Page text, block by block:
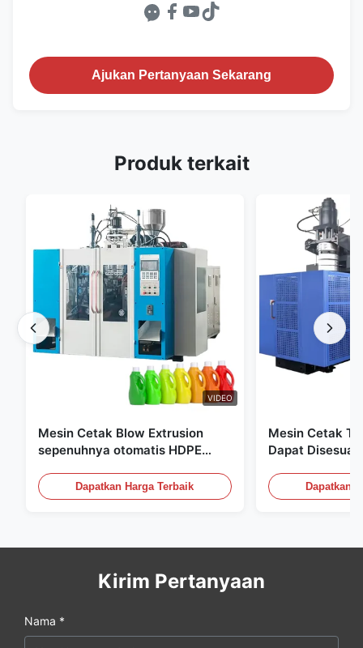
Ajukan Pertanyaan Sekarang
Produk terkait
VIDEO
Mesin Cetak Blow Extrusion
sepenuhnya otomatis HDPE
Dapatkan Harga Terbaik
Mesin Cetak
Dapat
60L
Dapatkan
Kirim Pertanyaan
Nama *